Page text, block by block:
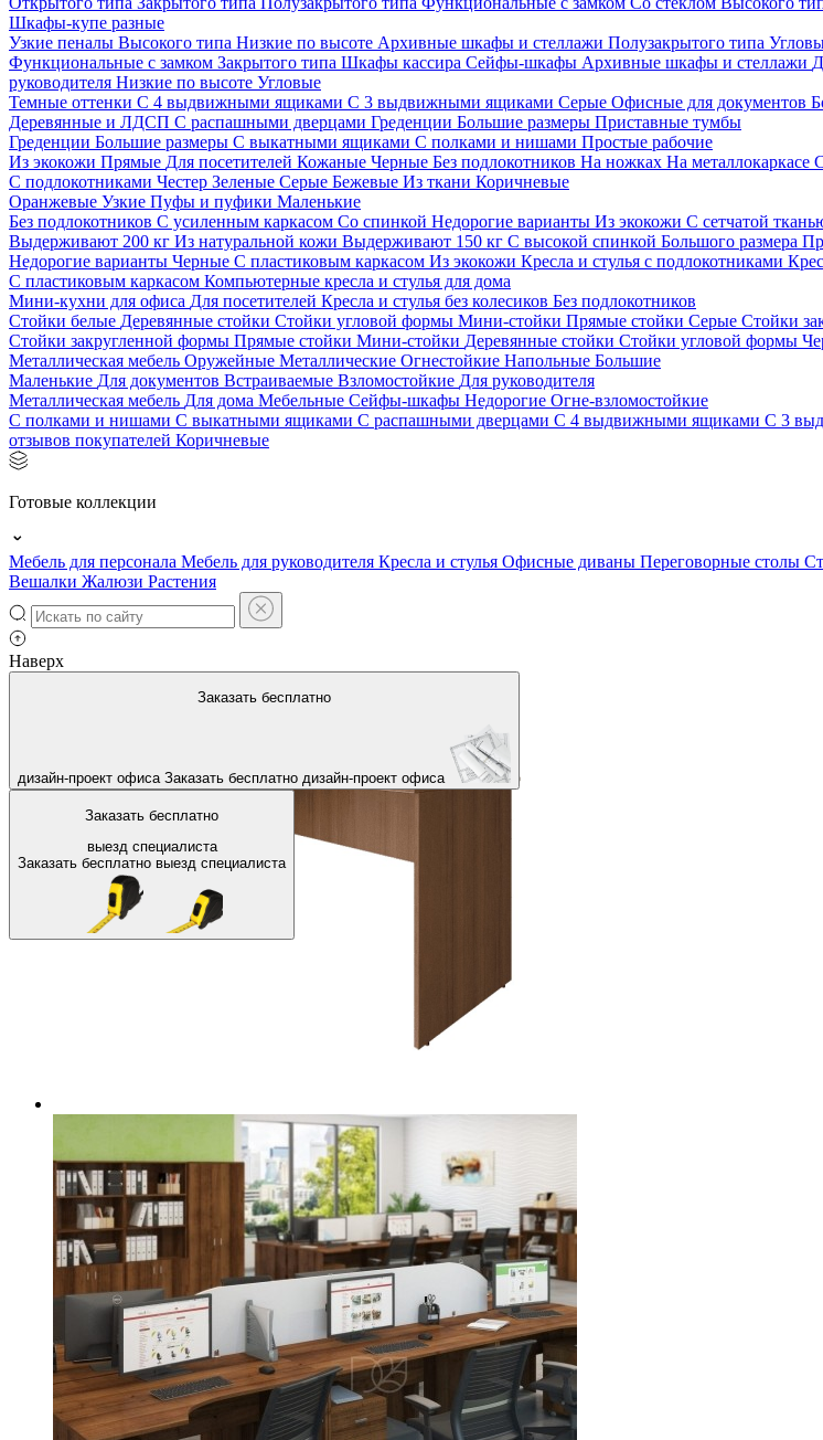
Шкафы-купе разные
Узкие пеналы Высокого типа Низкие по высоте Архивные шкафы и стеллажи Полузакрытого типа
Функциональные с замком Закрытого типа Шкафы кассира Сейфы-шкафы Архивные шкафы и стеллажи
руководителя Низкие по высоте Угловые
Темные оттенки С 4 выдвижными ящиками С 3 выдвижными ящиками Серые Офисные для документов
Деревянные и ЛДСП С распашными дверцами Греденции Большие размеры Приставные тумбы
Греденции Большие размеры С выкатными ящиками С полками и нишами Простые рабочие
Из экокожи Прямые Для посетителей Кожаные Черные Без подлокотников На ножках На металлокаркасе
С подлокотниками Честер Зеленые Серые Бежевые Из ткани Коричневые
Оранжевые Узкие Пуфы и пуфики Маленькие
Без подлокотников С усиленным каркасом Со спинкой Недорогие варианты Из экокожи С сетчатой
Выдерживают 200 кг Из натуральной кожи Выдерживают 150 кг С высокой спинкой Большого размера
Недорогие варианты Черные С пластиковым каркасом Из экокожи Кресла и стулья с подлокотниками
С пластиковым каркасом Компьютерные кресла и стулья для дома
Мини-кухни для офиса Для посетителей Кресла и стулья без колесиков Без подлокотников
Стойки белые Деревянные стойки Стойки угловой формы Мини-стойки Прямые стойки Серые Стойки
Стойки закругленной формы Прямые стойки Мини-стойки Деревянные стойки Стойки угловой формы
Металлическая мебель Оружейные Металлические Огнестойкие Напольные Большие
Маленькие Для документов Встраиваемые Взломостойкие Для руководителя
Металлическая мебель Для дома Мебельные Сейфы-шкафы Недорогие Огне-взломостойкие
С полками и нишами С выкатными ящиками С распашными дверцами С 4 выдвижными ящиками С 3
отзывов покупателей Коричневые
Готовые коллекции
Мебель для персонала Мебель для руководителя Кресла и стулья Офисные диваны Переговорные столы
Вешалки Жалюзи Растения
Наверх
Заказать бесплатно
дизайн-проект офиса Заказать бесплатно дизайн-проект офиса
Заказать бесплатно
выезд специалиста
Заказать бесплатно выезд специалиста
На главную